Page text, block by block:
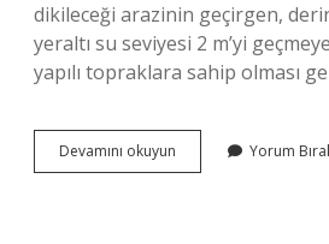
dikileceği arazinin geçirgen,
yeraltı su seviyesi 2 m’yi
yapılı topraklara sahip olması
Devamını okuyun
Ağacı
Yorum